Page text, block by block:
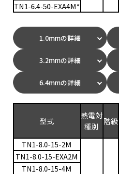
TN1-6.4-50-EXA4M*
1.0mmの詳細
3.2mmの詳細
6.4mmの詳細
型式
熱電対
種別
階級
TN1-8.0-15-2M
TN1-8.0-15-EXA2M
TN1-8.0-15-4M